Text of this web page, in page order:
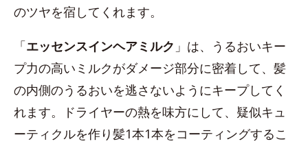
のツヤを宿してくれます。
「エッセンスインヘアミルク 」は、うるおいキー
プ力の高いミルクがダメージ部分に密着して、髪
の内側のうるおいを逃さないようにキープしてく
れます。ドライヤーの熱を味方にして、疑似キュ
ーティクルを作り髪1本1本をコーティングするこ